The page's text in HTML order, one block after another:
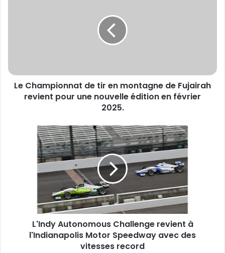
revient
pour
Le Championnat de tir en montagne de Fujairah
revient pour une nouvelle édition en février
2025.
Autonomous
Challenge
Speedway
vitesses
L'Indy Autonomous Challenge revient à
l'Indianapolis Motor Speedway avec des
vitesses record